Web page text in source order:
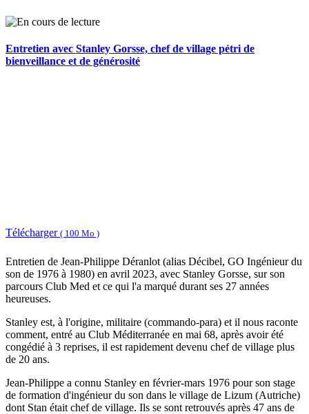
Entretien avec Stanley Gorsse, chef de village pétri de
bienveillance et de générosité
Télécharger ( 100 Mo )
Entretien de Jean-Philippe Déranlot (alias Décibel, GO Ingénieur du
son de 1976 à 1980) en avril 2023, avec Stanley Gorsse, sur son
parcours Club Med et ce qui l'a marqué durant ses 27 années
heureuses.
Stanley est, à l'origine, militaire (commando-para) et il nous raconte
comment, entré au Club Méditerranée en mai 68, après avoir été
congédié à 3 reprises, il est rapidement devenu chef de village plus
de 20 ans.
Jean-Philippe a connu Stanley en février-mars 1976 pour son stage
de formation d'ingénieur du son dans le village de Lizum (Autriche)
dont Stan était chef de village. Ils se sont retrouvés après 47 ans de